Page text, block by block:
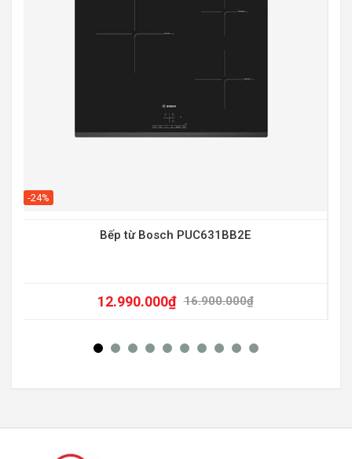
-24%
Bếp từ Bosch PUC631BB2E
16.900.000₫
12.990.000₫